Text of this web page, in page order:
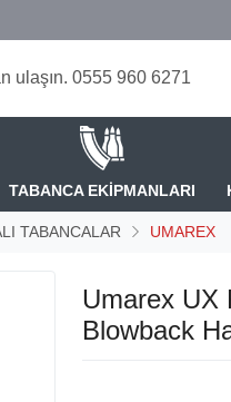
ulaşın. 0555 960 6271
TABANCA EKİPMANLARI
TABANCALAR UMAREX
Umarex UX
Blowback